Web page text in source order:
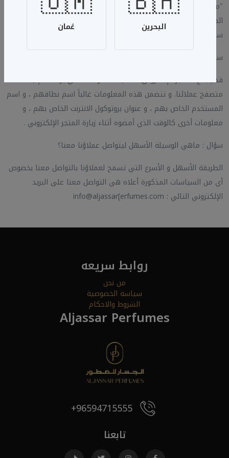
"متجر الجسار للعطور" مسؤولية أي بيانات يتم جمعها على صفحات
الطرف الثالث حتى وإن كانت مذكورة على موقعنا . ننصحكم بقراءة
سياسات الخصوصية الموجودة على صفحات الطرف الثالث .
سؤال : ماهي البيانات غير الشخصية التي نجمعها ؟
قد يجمع المتجر الإلكتروني تلقائياً المعلومات التي يرسلها إلينا
متصفح عملائنا. و تتضمن هذه المعلومات غالباً اسم نطاقهم ، و اسم
المستخدم الخاص بهم ، و عنوان بروتوكول الانترنت الخاص بهم ، و
معلومات أخرى كالوقت الذي أمضوه أثناء زيارة المتجر الإلكتروني .
سؤال : ماهي الوسيلة الأسهل ليتواصل عملاؤنا معنا؟
الطريقة الأسهل و الأسرع التي تسمح لعملاؤنا بالتواصل معنا بخصوص
أي من السياسات المذكورة أعلاه هي التواصل معنا على البريد
الإلكتروني التالي : info@aljassar[erfumes.com
روابط سريعه
من نحن
سياسة الخصوصية
الشروط والاحكام
Aljassar Perfumes
96594715555+
تابعنا
البحرين عُمان